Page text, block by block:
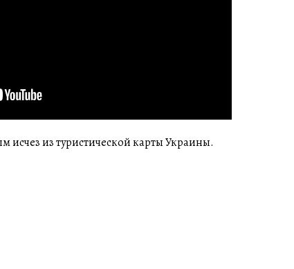
исчез из туристической карты Украины.